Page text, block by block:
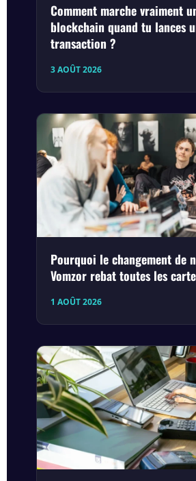
Comment marche vraiment
blockchain quand tu lances
transaction ?
3 AOÛT 2026
Pourquoi le changement de
Vomzor rebat toutes les
1 AOÛT 2026